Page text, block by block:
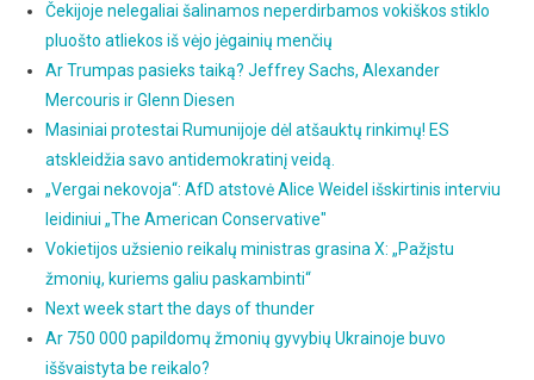
Čekijoje nelegaliai šalinamos neperdirbamos vokiškos stiklo
pluošto atliekos iš vėjo jėgainių menčių
Ar Trumpas pasieks taiką? Jeffrey Sachs, Alexander
Mercouris ir Glenn Diesen
Masiniai protestai Rumunijoje dėl atšauktų rinkimų! ES
atskleidžia savo antidemokratinį veidą.
„Vergai nekovoja“: AfD atstovė Alice Weidel išskirtinis interviu
leidiniui „The American Conservative"
Vokietijos užsienio reikalų ministras grasina X: „Pažįstu
žmonių, kuriems galiu paskambinti“
Next week start the days of thunder
Ar 750 000 papildomų žmonių gyvybių Ukrainoje buvo
iššvaistyta be reikalo?